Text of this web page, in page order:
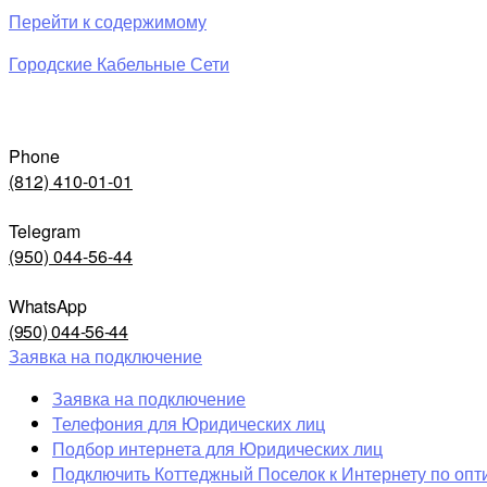
Перейти к содержимому
Городские Кабельные Сети
Phone
(812) 410-01-01
Telegram
(950) 044-56-44
WhatsApp
(950) 044-56-44
Заявка на подключение
Заявка на подключение
Телефония для Юридических лиц
Подбор интернета для Юридических лиц
Подключить Коттеджный Поселок к Интернету по